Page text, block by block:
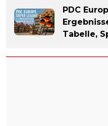
PDC
Tabelle,